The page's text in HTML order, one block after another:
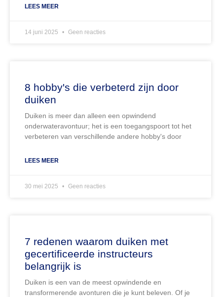
LEES MEER
14 juni 2025 Geen reacties
8 hobby's die verbeterd zijn door
duiken
Duiken is meer dan alleen een opwindend
onderwateravontuur; het is een toegangspoort tot het
verbeteren van verschillende andere hobby's door
LEES MEER
30 mei 2025 Geen reacties
7 redenen waarom duiken met
gecertificeerde instructeurs
belangrijk is
Duiken is een van de meest opwindende en
transformerende avonturen die je kunt beleven. Of je